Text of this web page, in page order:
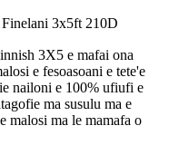
Finelani 3x5ft 210D
3X5 e mafai ona
e fesoasoani e tete'e
nailoni e 100% ufiufi e
ma susulu ma e
malosi ma le mamafa o